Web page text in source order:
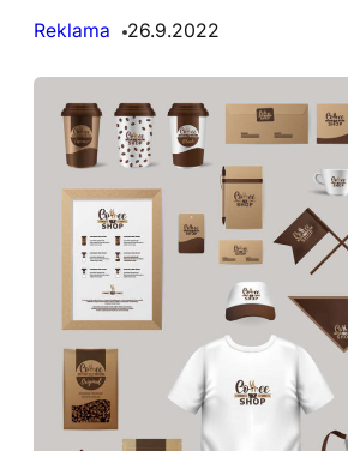
Reklama
26.9.2022